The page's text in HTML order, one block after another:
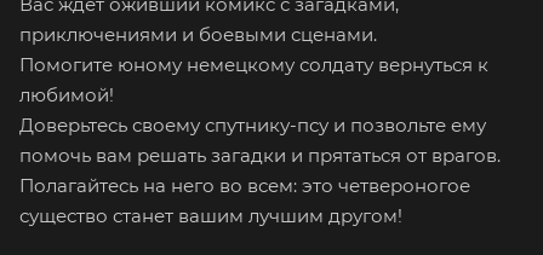
Вас ждет оживший комикс с загадками,
приключениями и боевыми сценами.
Помогите юному немецкому солдату вернуться к
любимой!
Доверьтесь своему спутнику-псу и позвольте ему
помочь вам решать загадки и прятаться от врагов.
Полагайтесь на него во всем: это четвероногое
существо станет вашим лучшим другом!